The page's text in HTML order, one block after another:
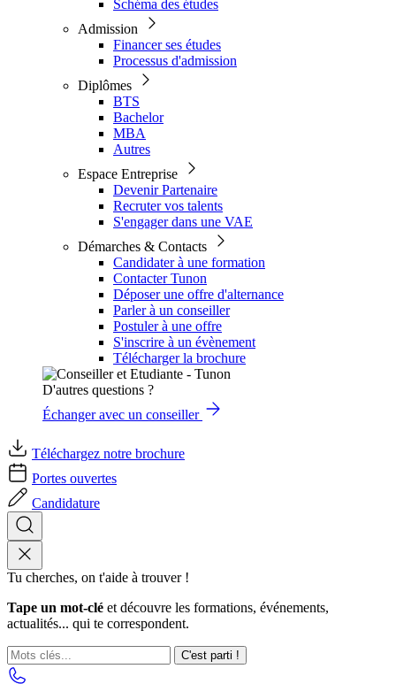
Schéma des études
Admission
Financer ses études
Processus d'admission
Diplômes
BTS
Bachelor
MBA
Autres
Espace Entreprise
Devenir Partenaire
Recruter vos talents
S'engager dans une VAE
Démarches & Contacts
Candidater à une formation
Contacter Tunon
Déposer une offre d'alternance
Parler à un conseiller
Postuler à une offre
S'inscrire à un évènement
Télécharger la brochure
D'autres questions ?
Échanger avec un conseiller
Téléchargez notre brochure
Portes ouvertes
Candidature
Tu cherches, on t'aide à trouver !
Tape un mot-clé et découvre les formations, événements,
actualités... qui te correspondent.
C'est parti !